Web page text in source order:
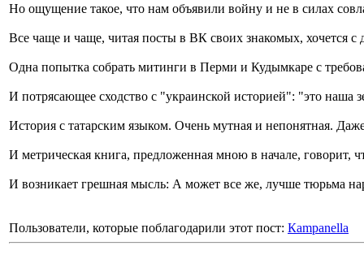
Но ощущение такое, что нам объявили войну и не в силах
Все чаще и чаще, читая посты в ВК своих знакомых, хочется
Одна попытка собрать митинги в Перми и Кудымкаре с
И потрясающее сходство с "украинской историей": "это наша
История с татарским языком. Очень мутная и непонятная.
И метрическая книга, предложенная мною в начале, говорит,
И возникает грешная мысль: А может все же, лучше тюрьма
Пользователи, которые поблагодарили этот пост: Кampanella